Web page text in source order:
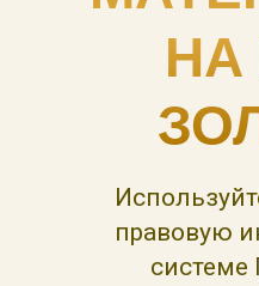
НА
правовую